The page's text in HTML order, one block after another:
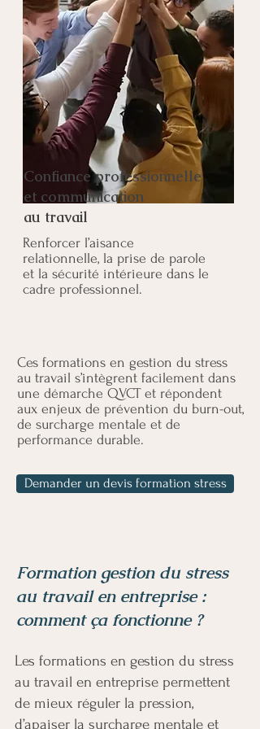
Confiance professionnelle
et communication
au travail
Renforcer l’aisance
relationnelle, la prise de parole
et la sécurité intérieure dans le
cadre professionnel.
Ces formations en gestion du stress
au travail s’intègrent facilement dans
une démarche QVCT et répondent
aux enjeux de prévention du burn-out,
de surcharge mentale et de
performance durable.
Demander un devis formation stress
Formation gestion du stress
au travail en entreprise :
comment ça fonctionne ?
Les formations en gestion du stress
au travail en entreprise permettent
de mieux réguler la pression,
d’apaiser la surcharge mentale et